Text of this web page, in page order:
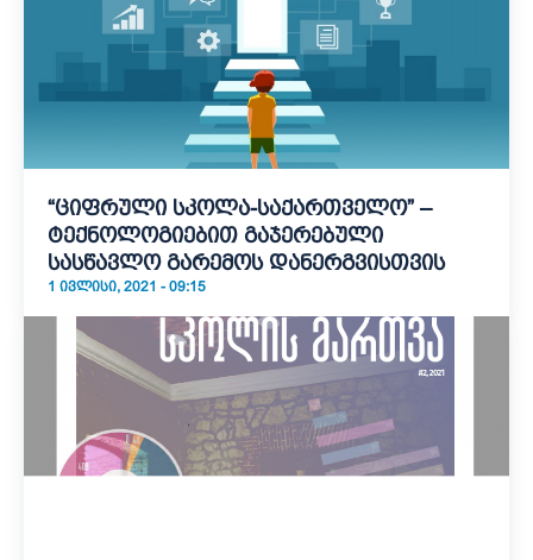
“ციფრული სკოლა-საქართველო” –
ტექნოლოგიებით გაჯერებული
სასწავლო გარემოს დანერგვისთვის
1 ᲘᲕᲚᲘᲡᲘ, 2021 - 09:15